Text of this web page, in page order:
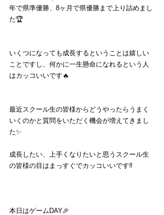
年で県準優勝、8ヶ月で県優勝まで上り詰めまし
た🏆
いくつになっても成長するということは嬉しい
ことですし、何かに一生懸命になれるという人
はカッコいいです🔥
最近スクール生の皆様からどうやったらうまく
いくのかと質問をいただく機会が増えてきまし
た✨
成長したい、上手くなりたいと思うスクール生
の皆様の目はまっすぐでカッコいいです‼️
本日はゲームDAY🎉